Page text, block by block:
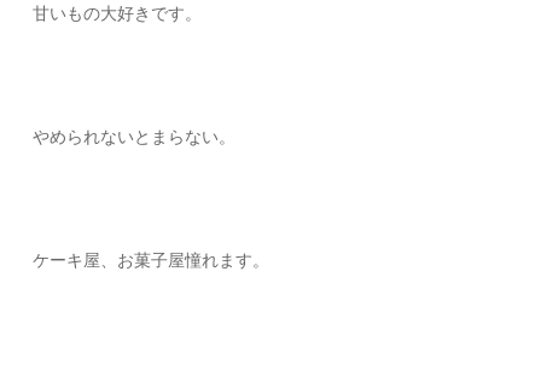
甘いもの大好きです。
やめられないとまらない。
ケーキ屋、お菓子屋憧れます。